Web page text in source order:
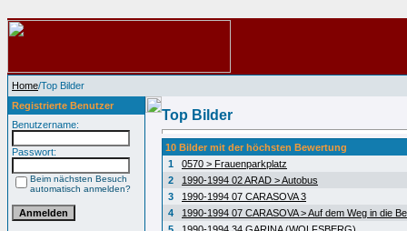
Home/Top Bilder
Registrierte Benutzer
Benutzername:
Passwort:
Beim nächsten Besuch
automatisch anmelden?
Top Bilder
10 Bilder mit der höchsten Bewertung
1
0570 > Frauenparkplatz
2
1990-1994 02 ARAD > Autobus
3
1990-1994 07 CARASOVA 3
4
1990-1994 07 CARASOVA > Auf dem Weg in die